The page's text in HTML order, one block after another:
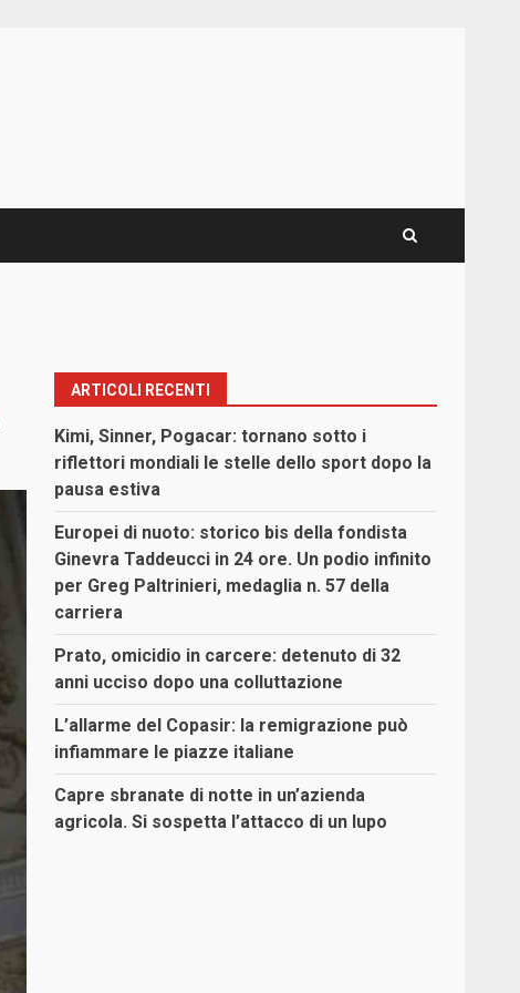
ARTICOLI RECENTI
Kimi, Sinner, Pogacar: tornano sotto i
riflettori mondiali le stelle dello sport dopo la
pausa estiva
Europei di nuoto: storico bis della fondista
Ginevra Taddeucci in 24 ore. Un podio infinito
per Greg Paltrinieri, medaglia n. 57 della
carriera
Prato, omicidio in carcere: detenuto di 32
anni ucciso dopo una colluttazione
L’allarme del Copasir: la remigrazione può
infiammare le piazze italiane
Capre sbranate di notte in un’azienda
agricola. Si sospetta l’attacco di un lupo